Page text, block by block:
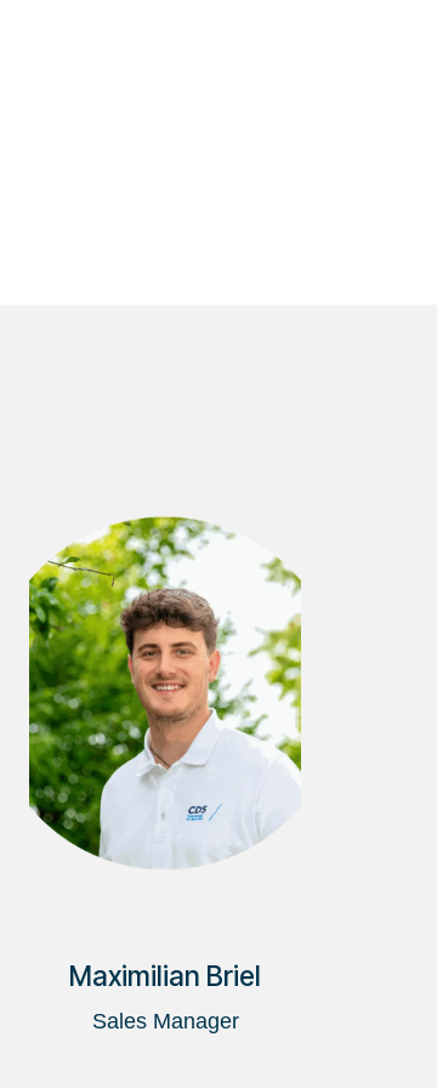
Maximilian Briel
Sales Manager